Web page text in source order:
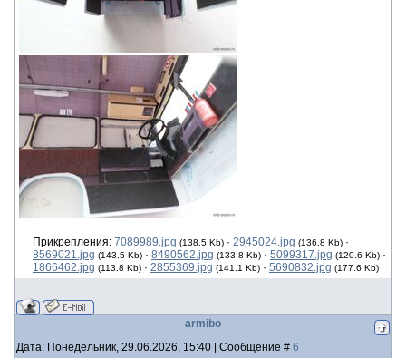
Прикрепления: 7089989.jpg (138.5 Kb) · 2945024.jpg (136.8 Kb) ·
8569021.jpg (143.5 Kb) · 8490562.jpg (133.8 Kb) · 5099317.jpg (120.6 Kb) ·
1866462.jpg (113.8 Kb) · 2855369.jpg (141.1 Kb) · 5690832.jpg (177.6 Kb)
armibo
Дата: Понедельник, 29.06.2026, 15:40 | Сообщение # 6